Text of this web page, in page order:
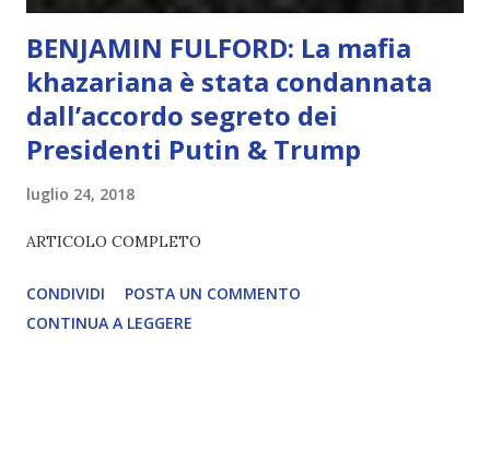
BENJAMIN FULFORD: La mafia
khazariana è stata condannata
dall’accordo segreto dei
Presidenti Putin & Trump
luglio 24, 2018
ARTICOLO COMPLETO
CONDIVIDI
POSTA UN COMMENTO
CONTINUA A LEGGERE